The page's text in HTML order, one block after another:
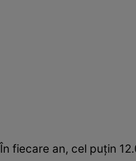
În fiecare an, cel puțin